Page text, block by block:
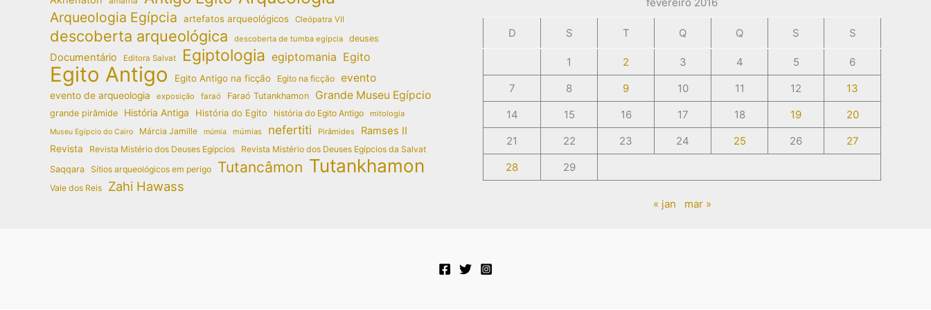
Arqueologia Egípcia artefatos arqueológicos Cleópatra VII
descoberta arqueológica descoberta de tumba egípcia deuses
Documentário Editora Salvat Egiptologia egiptomania Egito
Egito Antigo Egito Antigo na ficção Egito na ficção evento
evento de arqueologia exposição faraó Faraó Tutankhamon Grande Museu Egípcio
grande pirâmide História Antiga História do Egito história do Egito Antigo mitologia
Museu Egípcio do Cairo Márcia Jamille múmia múmias nefertiti Pirâmides Ramses II
Revista Revista Mistério dos Deuses Egípcios
Revista Mistério dos Deuses Egípcios da Salvat
Saqqara Sítios arqueológicos em perigo Tutancâmon Tutankhamon
Vale dos Reis Zahi Hawass
D S T Q Q S S
1 2 3 4 5
6
7
8 9 10 11 12
13
14
15 16 17 18 19
20
21
22 23 24 25 26
27
28
29
« jan mar »